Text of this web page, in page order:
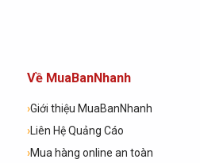
Về MuaBanNhanh
›Giới thiệu MuaBanNhanh
›Liên Hệ Quảng Cáo
›Mua hàng online an toàn